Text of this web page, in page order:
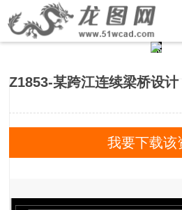
Z1853-某跨江连续梁桥设计
我要下载该